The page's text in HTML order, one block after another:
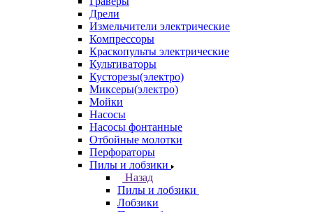
Дрели
Измельчители электрические
Компрессоры
Краскопульты электрические
Культиваторы
Кусторезы(электро)
Миксеры(электро)
Мойки
Насосы
Насосы фонтанные
Отбойные молотки
Перфораторы
Пилы и лобзики
Назад
Пилы и лобзики
Лобзики